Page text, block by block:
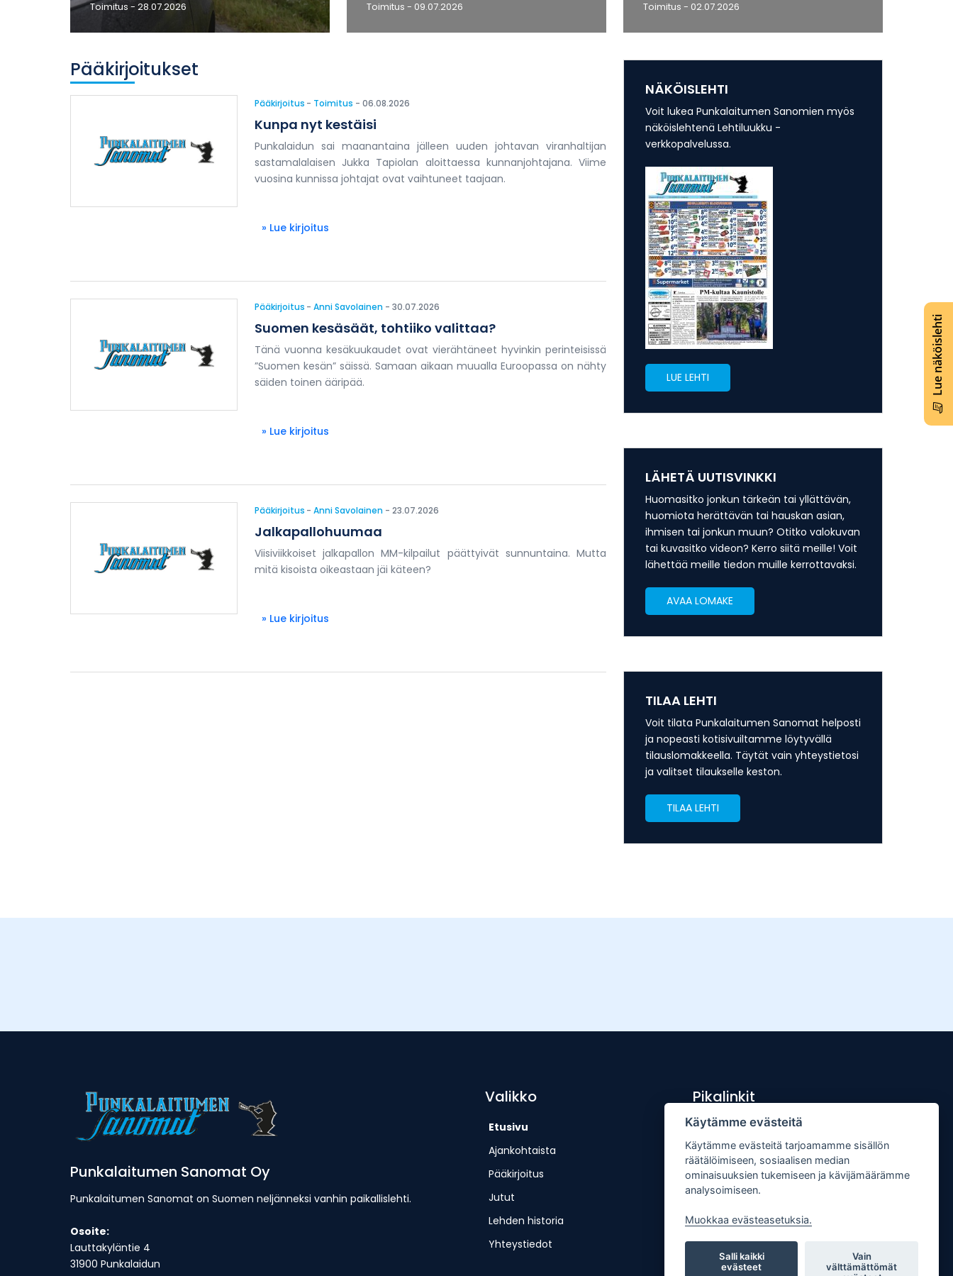
Lue näköislehti
Toimitus - 28.07.2026 Toimitus - 09.07.2026 Toimitus - 02.07.2026
Pääkirjoitukset
Pääkirjoitus - Toimitus - 06.08.2026
Kunpa nyt kestäisi
Punkalaidun sai maanantaina jälleen uuden johtavan viranhaltijan
sastamalalaisen Jukka Tapiolan aloittaessa kunnanjohtajana. Viime
vuosina kunnissa johtajat ovat vaihtuneet taajaan.
» Lue kirjoitus
Pääkirjoitus -Anni Savolainen - 30.07.2026
Suomen kesäsäät, tohtiiko valittaa?
Tänä vuonna kesäkuukaudet ovat vierähtäneet hyvinkin perinteisissä
”Suomen kesän” säissä. Samaan aikaan muualla Euroopassa on nähty
säiden toinen ääripää.
» Lue kirjoitus
Pääkirjoitus -Anni Savolainen - 23.07.2026
Jalkapallohuumaa
Viisiviikkoiset jalkapallon MM-kilpailut päättyivät sunnuntaina. Mutta
mitä kisoista oikeastaan jäi käteen?
» Lue kirjoitus
NÄKÖISLEHTI
Voit lukea Punkalaitumen Sanomien myös
näköislehtenä Lehtiluukku -
verkkopalvelussa.
LUE LEHTI
LÄHETÄ UUTISVINKKI
Huomasitko jonkun tärkeän tai yllättävän,
huomiota herättävän tai hauskan asian,
ihmisen tai jonkun muun? Otitko valokuvan
tai kuvasitko videon? Kerro siitä meille! Voit
lähettää meille tiedon muille kerrottavaksi.
AVAA LOMAKE
TILAA LEHTI
Voit tilata Punkalaitumen Sanomat helposti
ja nopeasti kotisivuiltamme löytyvällä
tilauslomakkeella. Täytät vain yhteystietosi
ja valitset tilaukselle keston.
TILAA LEHTI
Punkalaitumen Sanomat Oy
Punkalaitumen Sanomat on Suomen neljänneksi vanhin paikallislehti.
Osoite:
Lauttakyläntie 4
31900 Punkalaidun
Valikko
Etusivu
Ajankohtaista
Pääkirjoitus
Jutut
Lehden historia
Yhteystiedot
Pikalinkit
Lähetä uutisvinkki
Kopiointiohje
Mediakortti
Tilaa lehti
Osoitteenmuutos
Palaute
Käytämme evästeitä
Käytämme evästeitä tarjoamamme sisällön
räätälöimiseen, sosiaalisen median
ominaisuuksien tukemiseen ja kävijämäärämme
analysoimiseen.
Muokkaa evästeasetuksia.
Salli kaikki
evästeet
Vain
välttämättömät